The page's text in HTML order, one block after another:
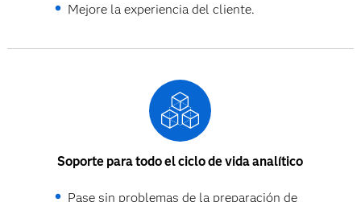
Mejore la experiencia del cliente.
Soporte para todo el ciclo de vida analítico
Pase sin problemas de la preparación de